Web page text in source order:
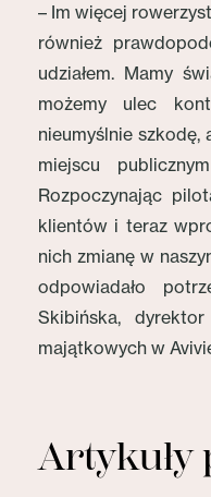
– Im więcej
również
udziałem. Mamy
możemy ulec
nieumyślnie
miejscu
Rozpoczynając
klientów i teraz
nich zmianę w
odpowiadało
Skibińska,
majątkowych w
Artykuły